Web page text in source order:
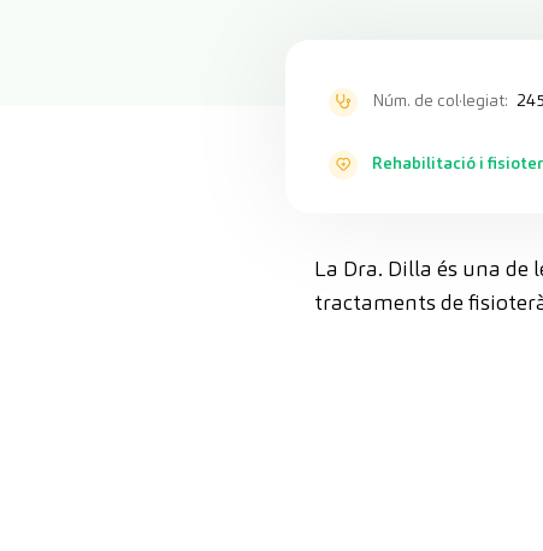
Núm. de col·legiat:
Rehabilitació i
La Dra. Dilla és una de
tractaments de